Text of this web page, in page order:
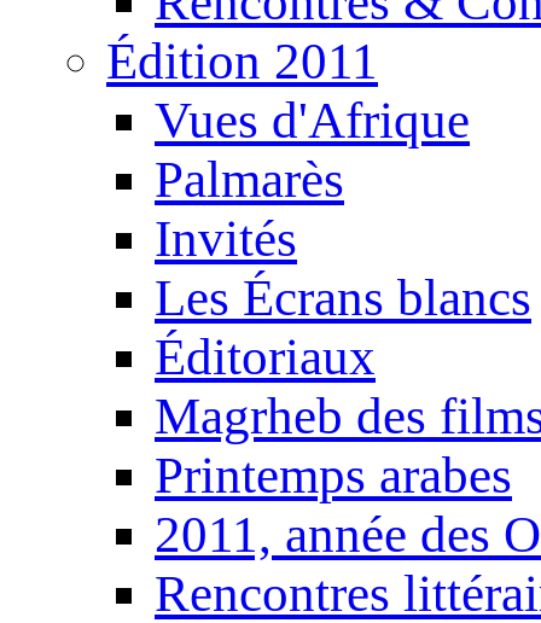
Édition 2011
Vues d'Afrique
Palmarès
Invités
Les Écrans blancs
Éditoriaux
Magrheb des
Printemps arabes
2011, année des
Rencontres